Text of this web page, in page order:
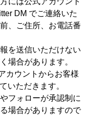
DM でご連絡いた
、ご住所、お電話番
を送信いただけない
場合があります。
カウントからお客様
いただきます。
フォローが承認制に
場合がありますので